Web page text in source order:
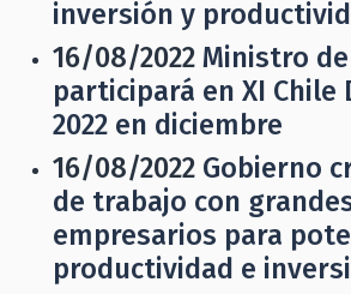
inversión y
16/08/2022 Ministro
participará en XI Chile
2022 en diciembre
16/08/2022 Gobierno
de trabajo con
empresarios para
productividad e